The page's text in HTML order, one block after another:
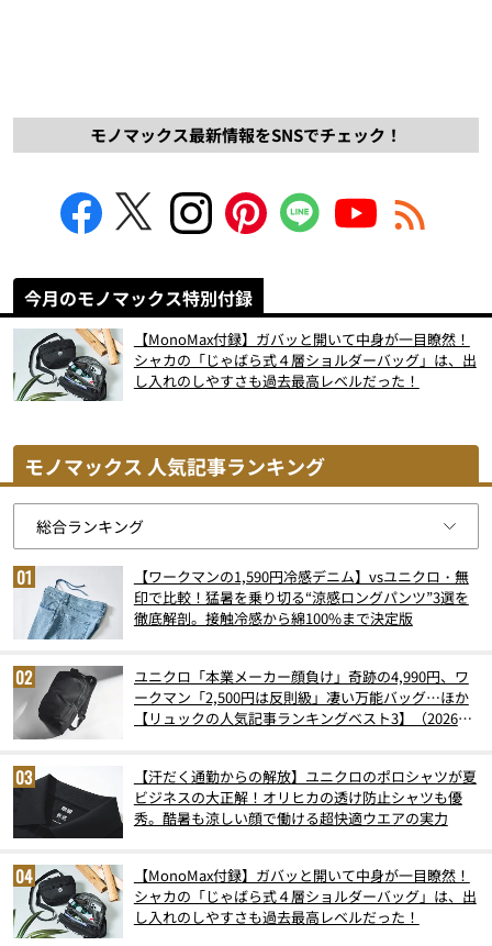
モノマックス最新情報をSNSでチェック！
今月のモノマックス特別付録
【MonoMax付録】ガバッと開いて中身が一目瞭然！
シャカの「じゃばら式４層ショルダーバッグ」は、出
し入れのしやすさも過去最高レベルだった！
モノマックス 人気記事ランキング
【ワークマンの1,590円冷感デニム】vsユニクロ・無
印で比較！猛暑を乗り切る“涼感ロングパンツ”3選を
徹底解剖。接触冷感から綿100%まで決定版
ユニクロ「本業メーカー顔負け」奇跡の4,990円、ワ
ークマン「2,500円は反則級」凄い万能バッグ…ほか
【リュックの人気記事ランキングベスト3】（2026年
【汗だく通勤からの解放】ユニクロのポロシャツが夏
ビジネスの大正解！オリヒカの透け防止シャツも優
秀。酷暑も涼しい顔で働ける超快適ウエアの実力
【MonoMax付録】ガバッと開いて中身が一目瞭然！
シャカの「じゃばら式４層ショルダーバッグ」は、出
し入れのしやすさも過去最高レベルだった！